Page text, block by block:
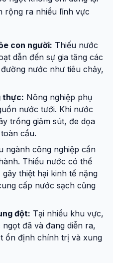
rộng ra nhiều lĩnh vực
con người: Thiếu nước
dẫn đến sự gia tăng các
nước như tiêu chảy,
thực: Nông nghiệp phụ
nước tưới. Khi nước
trồng giảm sút, đe dọa
cầu.
ngành công nghiệp cần
Thiếu nước có thể
gây thiệt hại kinh tế nặng
cấp nước sạch cũng
đột: Tại nhiều khu vực,
đã và đang diễn ra,
ổn định chính trị và xung